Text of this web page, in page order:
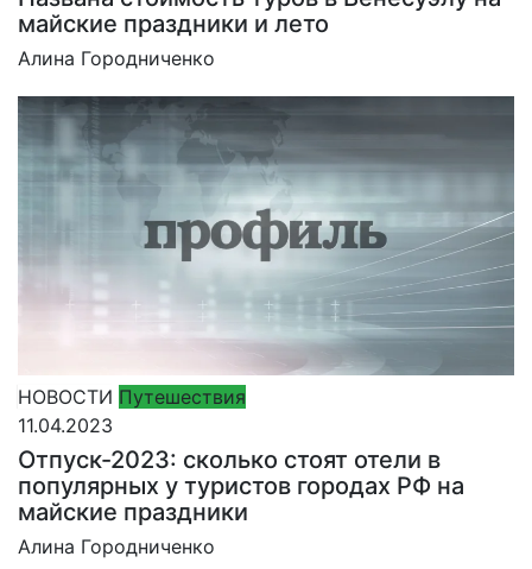
майские праздники и лето
Алина Городниченко
НОВОСТИ Путешествия
11.04.2023
Отпуск-2023: сколько стоят отели в
популярных у туристов городах РФ на
майские праздники
Алина Городниченко